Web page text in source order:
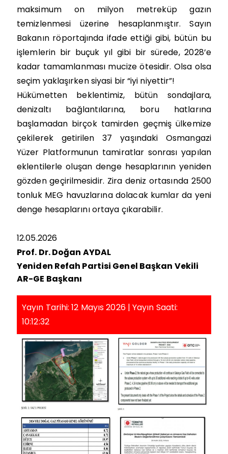
maksimum on milyon metreküp gazın
temizlenmesi üzerine hesaplanmıştır. Sayın
Bakanın röportajında ifade ettiği gibi, bütün bu
işlemlerin bir buçuk yıl gibi bir sürede, 2028’e
kadar tamamlanması mucize ötesidir. Olsa olsa
seçim yaklaşırken siyasi bir “iyi niyettir”!
Hükümetten beklentimiz, bütün sondajlara,
denizaltı bağlantılarına, boru hatlarına
başlamadan birçok tamirden geçmiş ülkemize
çekilerek getirilen 37 yaşındaki Osmangazi
Yüzer Platformunun tamiratlar sonrası yapılan
eklentilerle oluşan denge hesaplarının yeniden
gözden geçirilmesidir. Zira deniz ortasında 2500
tonluk MEG havuzlarına dolacak kumlar da yeni
denge hesaplarını ortaya çıkarabilir.
12.05.2026
Prof. Dr. Doğan AYDAL
Yeniden Refah Partisi Genel Başkan Vekili
AR-GE Başkanı
Yayın Tarihi: 12 Mayıs 2026 | Yayın Saati:
10:12:32